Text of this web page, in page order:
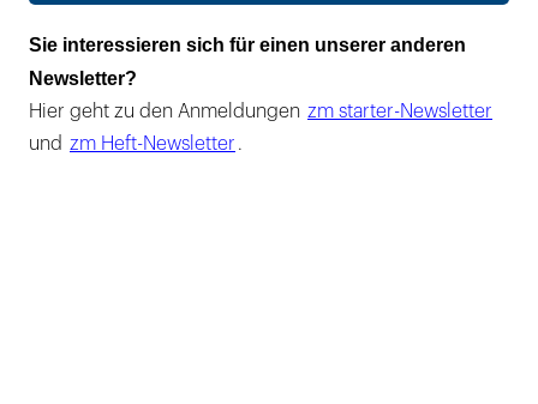
Sie interessieren sich für einen unserer anderen
Newsletter?
Hier geht zu den Anmeldungen zm starter-Newsletter
und zm Heft-Newsletter .